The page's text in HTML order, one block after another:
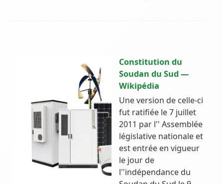
Constitution du
Soudan du Sud —
Wikipédia
Une version de celle-ci
fut ratifiée le 7 juillet
2011 par l'' Assemblée
législative nationale et
est entrée en vigueur
le jour de
l''indépendance du